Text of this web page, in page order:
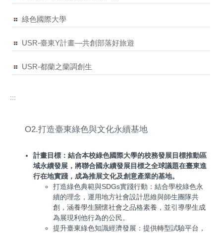
綠色國際大學
USR-臺東Y計畫—共創部落好旅遊
USR-都蘭之蘭調創生
:::
O2.打造臺東綠色與文化永續基地
計畫目標：結合本校綠色國際大學的校務發展目標推動區
域永續發展，將聯合國永續發展目標之全球議題在臺東進
行在地實踐，成為推展文化及創意產業的基地。
打造綠色典範與SDGs實踐行動：結合學校綠色永
續的理念，運用地方社會設計思維與師生團隊共
創，涵養學生關懷社會之品格素養，並引導學生成
為展現利他行為的公民。
提升臺東綠色知識經濟發展：提供轉型試驗平台，